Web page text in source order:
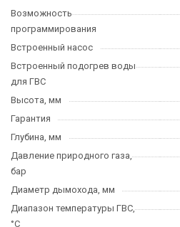
Возможность
программирования
Встроенный насос
Встроенный подогрев воды
для ГВС
Высота, мм
Гарантия
Глубина, мм
Давление природного газа,
бар
Диаметр дымохода, мм
Диапазон температуры ГВС,
°C